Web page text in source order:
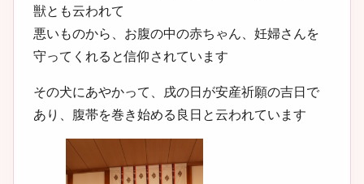
獣とも云われて
悪いものから、お腹の中の赤ちゃん、妊婦さんを
守ってくれると信仰されています
その犬にあやかって、戌の日が安産祈願の吉日で
あり、腹帯を巻き始める良日と云われています